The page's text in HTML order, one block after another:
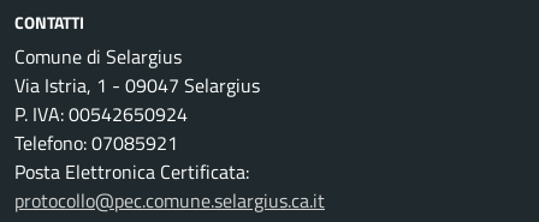
CONTATTI
Comune di Selargius
Via Istria, 1 - 09047 Selargius
P. IVA: 00542650924
Telefono: 07085921
Posta Elettronica Certificata:
protocollo@pec.comune.selargius.ca.it